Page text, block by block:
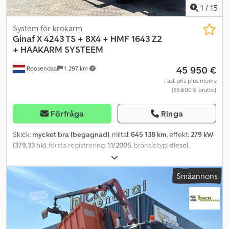
Visuellt skick: bra
1 / 15
Roosendaal 1 297 km
System för krokarm
GinafX 4243 TS + 8X4 + HMF 1643 Z2
+ HAAKARM SYSTEEM
45 950 €
Fast pris plus moms
(55 600 € brutto)
Förfråga Ringa
Skick: mycket bra (begagnad), miltal:645 138 km, effekt:279 kW
(379,33 hk), första registrering:11/2005, bränsletyp:diesel,
6 650 mm
svart, förarhytt:dagskåp, växeltyp:mekanisk, emissionsklass:Euro
, antal säten: 9 250 mm 2 550 mm
tillåten axelbelastning (axel 1):10 000 kg, tillåten axellast (axel 2):
10 000 kg, tillåten axellast (axel 3):11 500 kg, lastutrymmets längd:
6 150 mm, lastutrymmets bredd:2 500 mm
, lastutrymmeshöjd:
1 570 mm, Tillverkningsår: 2005 , Utrustning:ABS, centrallås,
Småannons